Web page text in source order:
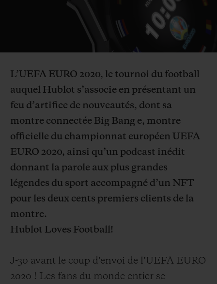
Play
L’UEFA EURO 2020, le tournoi du football
auquel Hublot s’associe en présentant un
feu d’artifice de nouveautés, dont sa
montre connectée Big Bang e, montre
officielle du championnat européen UEFA
EURO 2020, ainsi qu’un podcast inédit
donnant la parole aux plus grandes
légendes du sport accompagné d’un NFT
pour les deux cents premiers clients de la
montre.
Hublot Loves Football!
J-30 avant le coup d’envoi de l’UEFA EURO
2020 ! Les fans du monde entier se
LIVRAISON ET RETOURS GRATUITS
PAIEMENT SÉCURISÉ
NOUS CONTACTER
TROUVER UNE BOUTIQUE